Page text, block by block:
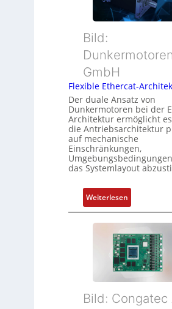
s
e
w
a
c
h
u
n
g
i
s
s
u
n
g
u
n
Z
u
s
t
a
n
d
ü
u
e
t
y
p
s
o
r
g
t
f
ü
r
m
e
h
r
i
Bild:
Dunkermotoren
GmbH
Flexible Ethercat-
Der duale Ansatz von
Dunkermotoren bei der
Architektur ermöglicht es
die Antriebsarchitektur
auf mechanische
Einschränkungen,
das Systemlayout
Weiterlesen:
F
l
e
x
i
b
e
Bild: Congatec